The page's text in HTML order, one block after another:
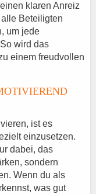
klaren Anreiz
Beteiligten
um jede
wird das
einem freudvollen
ist es
einzusetzen.
dabei, das
sondern
Wenn du als
was gut